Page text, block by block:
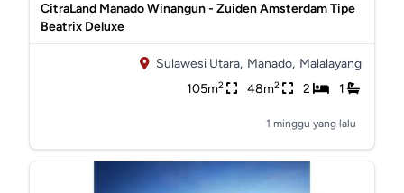
CitraLand Manado Winangun - Zuiden Amsterdam Tipe
Beatrix Deluxe
Sulawesi Utara, Manado, Malalayang
105m2 48m2 2 1
1 minggu yang lalu